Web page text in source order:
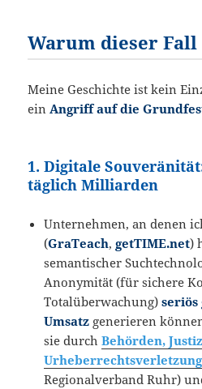
Warum dieser
Meine Geschichte ist kein
ein Angriff auf die
1. Digitale
täglich Milliarden
Unternehmen, an denen
(GraTeach,getTIME.net)
semantischer
Anonymität (für sichere
Totalüberwachung)seriös
Umsatz generieren
sie durchBehörden,
Regionalverband Ruhr)